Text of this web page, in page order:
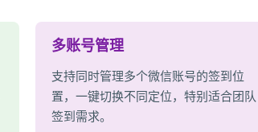
多账号管理
支持同时管理多个微信账号的签到位
置，一键切换不同定位，特别适合团队
签到需求。